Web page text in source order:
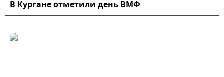
В Кургане отметили день ВМФ